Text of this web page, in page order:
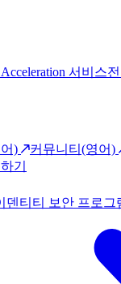
Acceleration 서비스
) 커뮤니티(영어)
기
덴티티 보안 프로그